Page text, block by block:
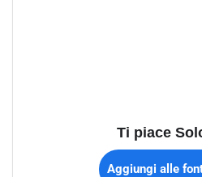
Ti piace
Aggiungi alle